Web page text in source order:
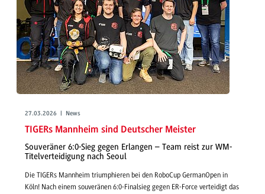
27.03.2026 | News
TIGERs Mannheim sind Deutscher Meister
Souveräner 6:0-Sieg gegen Erlangen – Team reist zur WM-
Titelverteidigung nach Seoul
Die TIGERs Mannheim triumphieren bei den RoboCup GermanOpen in
Köln! Nach einem souveränen 6:0-Finalsieg gegen ER-Force verteidigt das